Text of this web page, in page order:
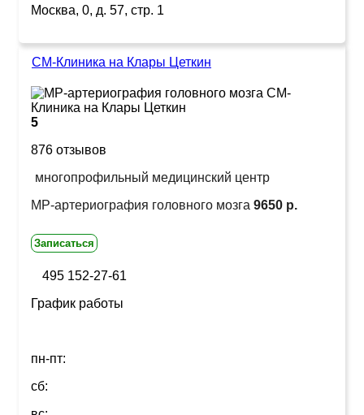
Москва, 0, д. 57, стр. 1
СМ-Клиника на Клары Цеткин
5
876 отзывов
многопрофильный медицинский центр
МР-артериография головного мозга 9650 р.
Записаться
495 152-27-61
График работы
пн-пт:
сб: